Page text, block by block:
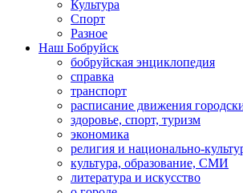
Культура
Спорт
Разное
Наш Бобруйск
бобруйская энциклопедия
справка
транспорт
расписание движения
здоровье, спорт, туризм
экономика
религия и национально-
культура, образование, СМИ
литература и искусство